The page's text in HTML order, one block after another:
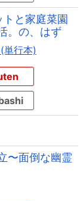
と家庭菜園
。の、はず
単行本)
〜面倒な幽霊